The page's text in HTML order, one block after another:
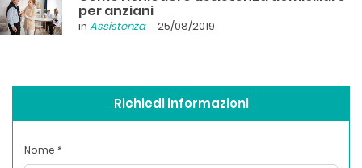
per anziani
in Assistenza 25/08/2019
Richiedi informazioni
Nome *